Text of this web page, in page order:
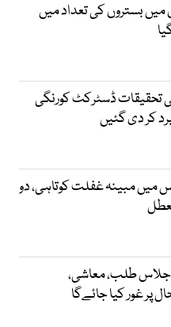
میں بستروں کی تعداد میں
تحقیقات ڈسٹرکٹ کورنگی
کر دی گئیں
میں مبینہ غفلت کوتاہی، دو
اجلاس طلب، معاشی،
پر غور کیا جائےگا